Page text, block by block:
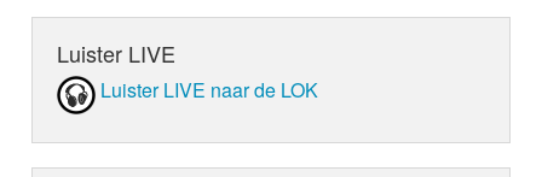
Luister LIVE
Luister LIVE naar de LOK